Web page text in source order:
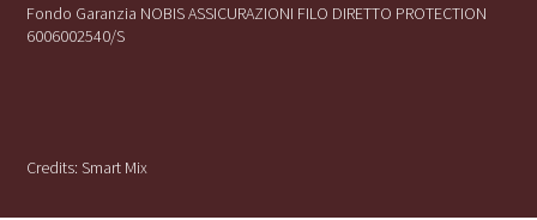
Fondo Garanzia NOBIS ASSICURAZIONI FILO DIRETTO PROTECTION
6006002540/S
Credits:Smart Mix